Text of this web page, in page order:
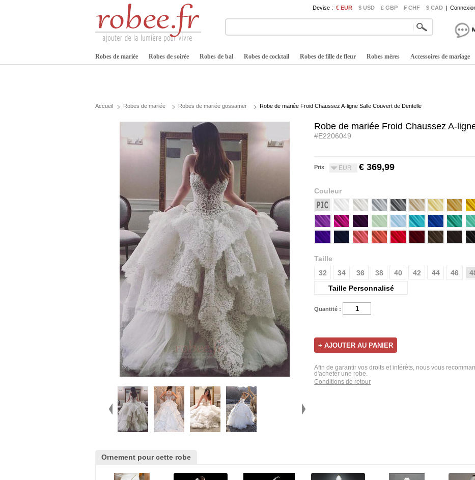
Devise : € EUR $ USD £ GBP ₣ CHF $ CAD |
Robes de mariée Robes de soirée Robes de bal Robes de cocktail Robes de fille de fleur Robes mères Accessoires de mariage
Accueil Robes de mariée Robes de mariée gossamer Robe de mariée Froid Chaussez A-ligne Salle Couvert de Dentelle
Robe de mariée Froid Chaussez A-
#E2206049
Prix EUR € 369,99
Couleur
Taille
32
34 36 38 40 42 44 46
Taille Personnalisé
Quantité :
Afin de garantir vos droits et intérêts, nous vous
d'acheter une robe.
Conditions de retour
Ornement pour cette robe